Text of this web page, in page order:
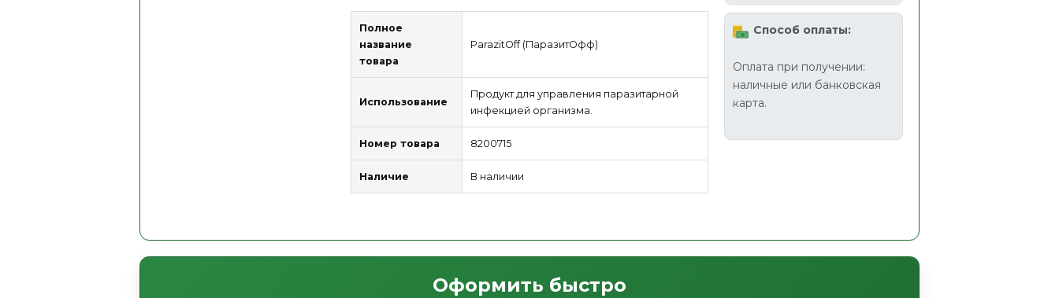
Полное
название
товара
ParazitOff (ПаразитОфф)
Использование
Продукт для управления паразитарной
инфекцией организма.
Номер товара 8200715
Наличие В наличии
Способ оплаты:
Оплата при получении:
наличные или банковская
карта.
Оформить быстро